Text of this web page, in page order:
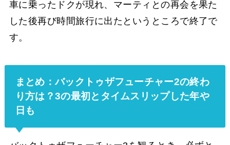
車に乗ったドクが現れ、マーティとの再会を果た
した後再び時間旅行に出たというところで終了で
す。
まとめ：バックトゥザフューチャー2の終わ
り方は？3の最初とタイムスリップした年や
日も